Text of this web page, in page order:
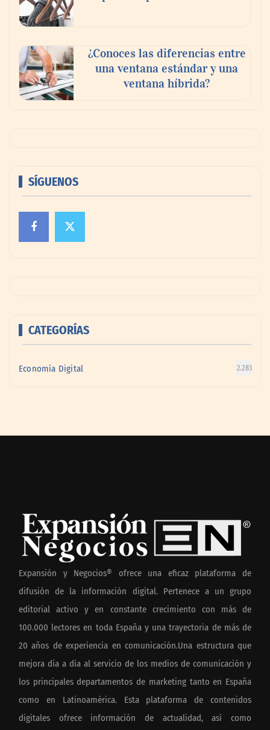
¿Conoces las diferencias entre
una ventana estándar y una
ventana híbrida?
SÍGUENOS
CATEGORÍAS
Economía Digital 2.283
Expansión y Negocios® ofrece una eficaz plataforma de
difusión de la información digital. Pertenece a un grupo
editorial activo y en constante crecimiento con más de
100.000 lectores en toda España y una trayectoria de más de
20 años de experiencia en comunicación.Una estructura que
mejora día a día al servicio de los medios de comunicación y
los principales departamentos de marketing tanto en España
como en Latinoamérica. Esta plataforma de contenidos
digitales ofrece información de actualidad, así como